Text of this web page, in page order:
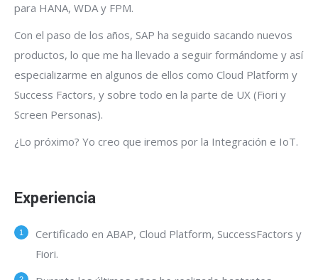
para HANA, WDA y FPM.
Con el paso de los años, SAP ha seguido sacando nuevos
productos, lo que me ha llevado a seguir formándome y así
especializarme en algunos de ellos como Cloud Platform y
Success Factors, y sobre todo en la parte de UX (Fiori y
Screen Personas).
¿Lo próximo? Yo creo que iremos por la Integración e IoT.
Experiencia
Certificado en ABAP, Cloud Platform, SuccessFactors y
Fiori.